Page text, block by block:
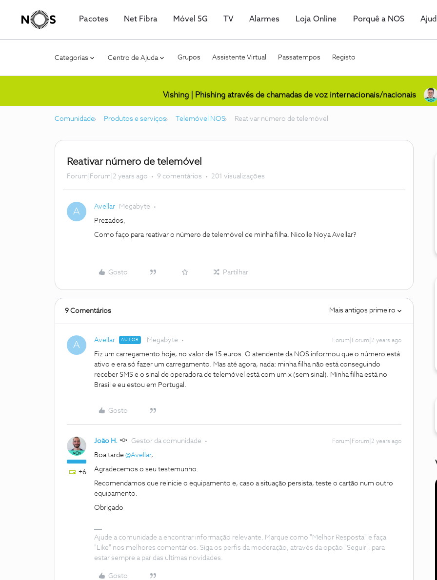
Pacotes Net Fibra Móvel 5G TV Alarmes Loja Online Porquê a NOS
Categorias Centro de Ajuda Grupos Assistente Virtual Passatempos Registo
Vishing | Phishing através de chamadas de voz internacionais/nacionais
Comunidade Produtos e serviços Telemóvel NOS Reativar número de telemóvel
Reativar número de telemóvel
Forum|Forum|2 years ago 9 comentários 201 visualizações
A Avellar Megabyte
Prezados,
Como faço para reativar o número de telemóvel de minha filha, Nicolle Noya Avellar?
Gosto Partilhar
9 Comentários Mais antigos primeiro
A Avellar AUTOR Megabyte Forum|Forum|2 years ago
Fiz um carregamento hoje, no valor de 15 euros. O atendente da NOS informou que o número está
ativo e era só fazer um carregamento. Mas até agora, nada: minha filha não está conseguindo
receber SMS e o sinal de operadora de telemóvel está com um x (sem sinal). Minha filha está no
Brasil e eu estou em Portugal.
Gosto
+6
João H. Gestor da comunidade Forum|Forum|2 years ago
Boa tarde @Avellar,
Agradecemos o seu testemunho.
Recomendamos que reinicie o equipamento e, caso a situação persista, teste o cartão num outro
equipamento.
Obrigado
Ajude a comunidade a encontrar informação relevante. Marque como "Melhor Resposta" e faça
"Like" nos melhores comentários. Siga os perfis da moderação, através da opção "Seguir", para
estar sempre a par das ultimas novidades.
Gosto